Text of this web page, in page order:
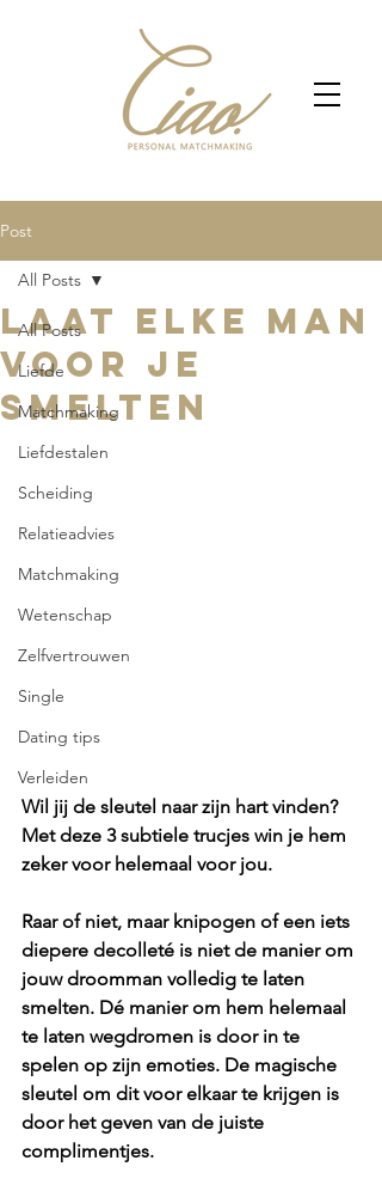
Post
All Posts
Liefde
Matchmaking
Liefdestalen
Scheiding
Relatieadvies
Matchmaking
Wetenschap
Zelfvertrouwen
Single
Dating tips
Verleiden
All Posts
Laat elke man
voor je
smelten
Wil jij de sleutel naar zijn hart vinden?
Met deze 3 subtiele trucjes win je hem
zeker voor helemaal voor jou.
Raar of niet, maar knipogen of een iets
diepere decolleté is niet de manier om
jouw droomman volledig te laten
smelten. Dé manier om hem helemaal
te laten wegdromen is door in te
spelen op zijn emoties. De magische
sleutel om dit voor elkaar te krijgen is
door het geven van de juiste
complimentjes.